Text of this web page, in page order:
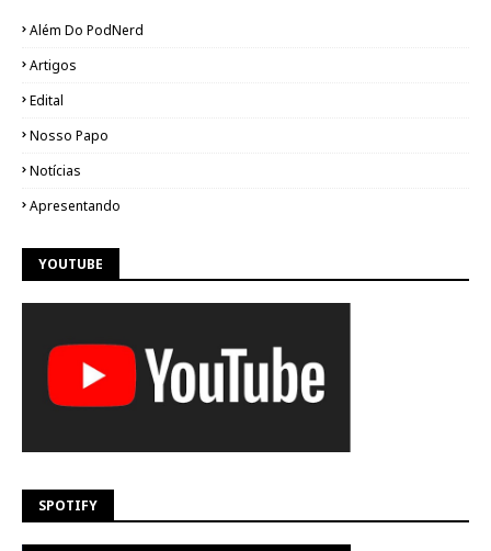
Além Do PodNerd
Artigos
Edital
Nosso Papo
Notícias
Apresentando
YOUTUBE
SPOTIFY